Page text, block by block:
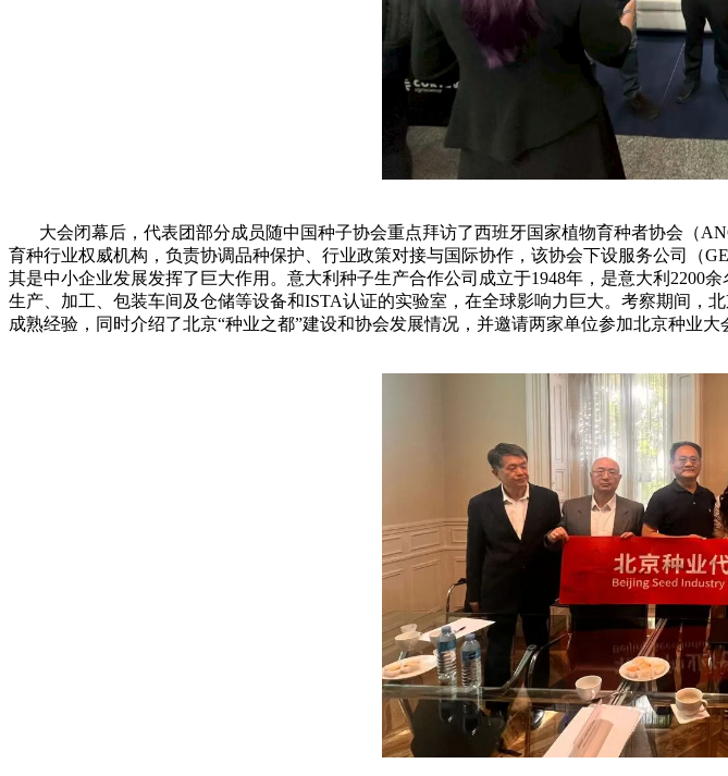
大会闭幕后，代表团部分成员随中国种子协会重点拜访了西班牙国家植物育种者协会（
育种行业权威机构，负责协调品种保护、行业政策对接与国际协作，该协会下设服务公司（
其是中小企业发展发挥了巨大作用。意大利种子生产合作公司成立于1948年，是意大利
生产、加工、包装车间及仓储等设备和ISTA认证的实验室，在全球影响力巨大。考察期间
成熟经验，同时介绍了北京“种业之都”建设和协会发展情况，并邀请两家单位参加北京种业